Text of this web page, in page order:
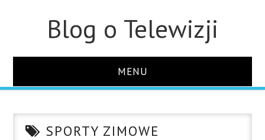
Blog o Telewizji
MENU
O STRONIESPORTY ZIMOWE